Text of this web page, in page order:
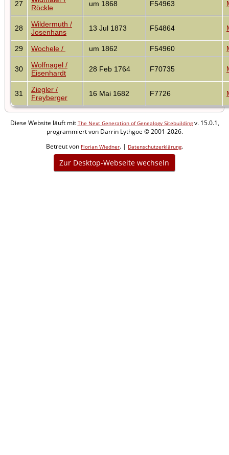
27
Röckle
um 1868 F54963
28
Wildermuth /
Josenhans
13 Jul 1873 F54864
29 Wochele / um 1862 F54960
30
Wolfnagel /
Eisenhardt
28 Feb 1764 F70735
31
Ziegler /
Freyberger
16 Mai 1682 F7726
Diese Website läuft mit The Next Generation of Genealogy Sitebuildingv. 15.0.1,
programmiert von Darrin Lythgoe © 2001-2026.
Betreut von Florian Wiedner. | Datenschutzerklärung.
Zur Desktop-Webseite wechseln